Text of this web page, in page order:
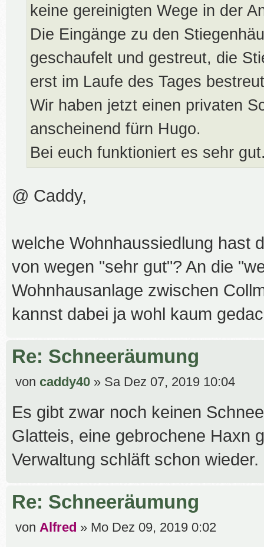
keine gereinigten Wege in der
Die Eingänge zu den
geschaufelt und gestreut, die
erst im Laufe des Tages
Wir haben jetzt einen privaten
anscheinend fürn Hugo.
Bei euch funktioniert es sehr
@ Caddy,
welche Wohnhaussiedlung hast
von wegen "sehr gut"? An die
Wohnhausanlage zwischen
kannst dabei ja wohl kaum
Re: Schneeräumung
B
r
a
von caddy40 » Sa Dez 07, 2019 10:04
Es gibt zwar noch keinen
Glatteis, eine gebrochene Haxn
Verwaltung schläft schon wieder.
Re: Schneeräumung
B
von Alfred » Mo Dez 09, 2019 0:02